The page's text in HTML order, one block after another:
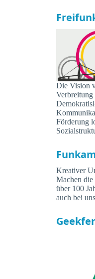
Die Vision
Förderung
Kreativer
Machen die
über 100
auch bei